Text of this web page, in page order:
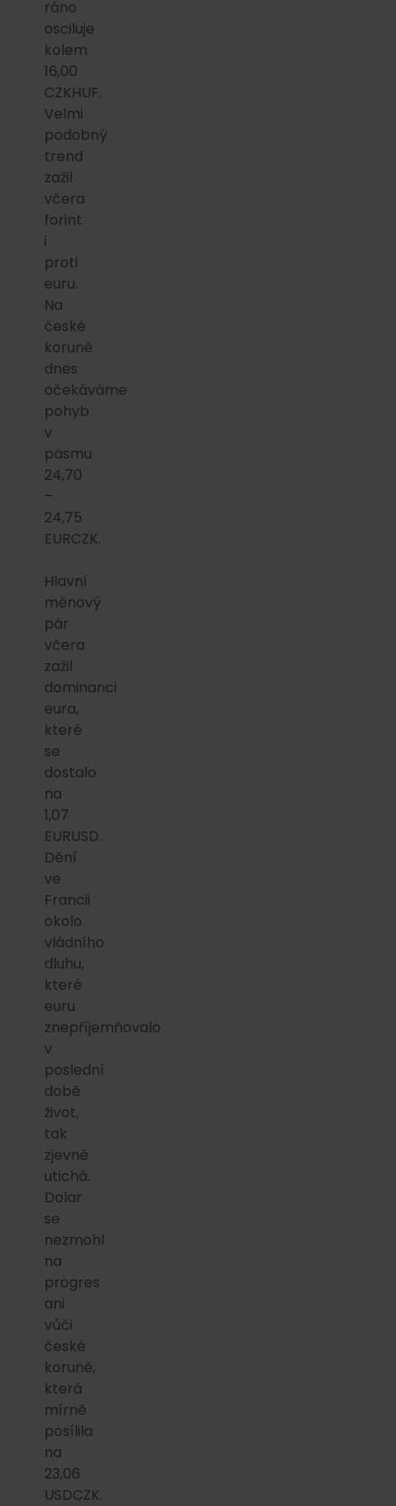
ráno
osciluje
kolem
16,00
CZKHUF.
Velmi
podobný
trend
zažil
včera
forint
i
proti
euru.
Na
české
koruně
dnes
očekáváme
pohyb
v
pásmu
24,70
–
24,75
EURCZK.
Hlavní
měnový
pár
včera
zažil
dominanci
eura,
které
se
dostalo
na
1,07
EURUSD.
Dění
ve
Francii
okolo
vládního
dluhu,
které
euru
znepříjemňovalo
v
poslední
době
život,
tak
zjevně
utichá.
Dolar
se
nezmohl
na
progres
ani
vůči
české
koruně,
která
mírně
posílila
na
23,06
USDCZK.